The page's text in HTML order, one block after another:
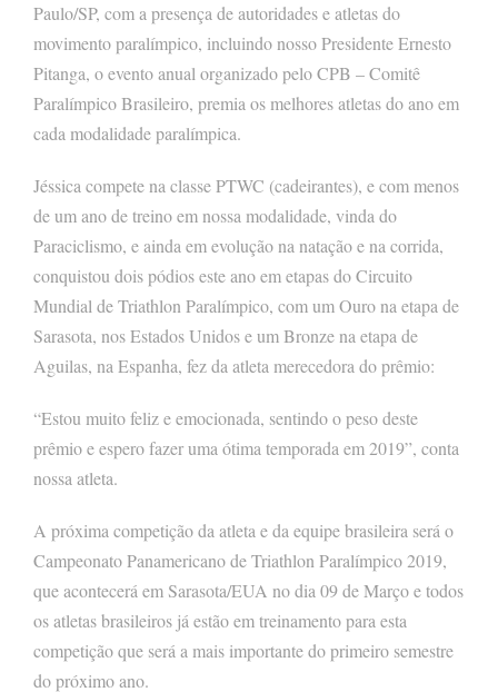
Paulo/SP, com a presença de autoridades e atletas do
movimento paralímpico, incluindo nosso Presidente Ernesto
Pitanga, o evento anual organizado pelo CPB – Comitê
Paralímpico Brasileiro, premia os melhores atletas do ano em
cada modalidade paralímpica.
Jéssica compete na classe PTWC (cadeirantes), e com menos
de um ano de treino em nossa modalidade, vinda do
Paraciclismo, e ainda em evolução na natação e na corrida,
conquistou dois pódios este ano em etapas do Circuito
Mundial de Triathlon Paralímpico, com um Ouro na etapa de
Sarasota, nos Estados Unidos e um Bronze na etapa de
Aguilas, na Espanha, fez da atleta merecedora do prêmio:
“Estou muito feliz e emocionada, sentindo o peso deste
prêmio e espero fazer uma ótima temporada em 2019”, conta
nossa atleta.
A próxima competição da atleta e da equipe brasileira será o
Campeonato Panamericano de Triathlon Paralímpico 2019,
que acontecerá em Sarasota/EUA no dia 09 de Março e todos
os atletas brasileiros já estão em treinamento para esta
competição que será a mais importante do primeiro semestre
do próximo ano.